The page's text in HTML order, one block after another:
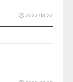
2022.08.22